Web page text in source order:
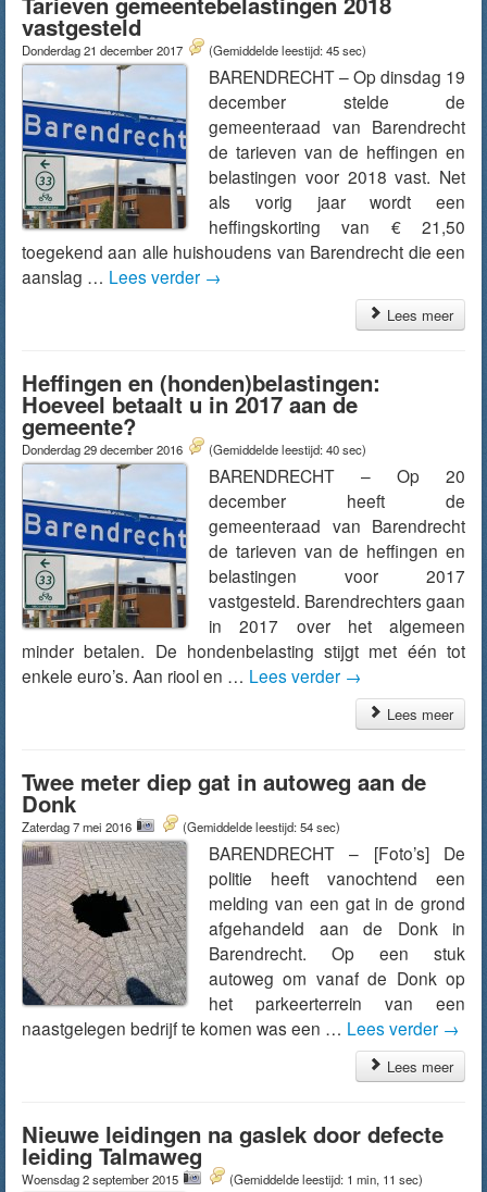
vastgesteld
Donderdag 21 december 2017 (Gemiddelde leestijd: 45 sec)
BARENDRECHT – Op dinsdag 19
december stelde de
gemeenteraad van Barendrecht
de tarieven van de heffingen en
belastingen voor 2018 vast. Net
als vorig jaar wordt een
heffingskorting van € 21,50
toegekend aan alle huishoudens van Barendrecht die een
aanslag … Lees verder →
Lees meer
Heffingen en (honden)belastingen:
Hoeveel betaalt u in 2017 aan de
gemeente?
Donderdag 29 december 2016 (Gemiddelde leestijd: 40 sec)
BARENDRECHT – Op 20
december heeft de
gemeenteraad van Barendrecht
de tarieven van de heffingen en
belastingen voor 2017
vastgesteld. Barendrechters gaan
in 2017 over het algemeen
minder betalen. De hondenbelasting stijgt met één tot
enkele euro’s. Aan riool en … Lees verder →
Lees meer
Twee meter diep gat in autoweg aan de
Donk
Zaterdag 7 mei 2016 (Gemiddelde leestijd: 54 sec)
BARENDRECHT – [Foto’s] De
politie heeft vanochtend een
melding van een gat in de grond
afgehandeld aan de Donk in
Barendrecht. Op een stuk
autoweg om vanaf de Donk op
het parkeerterrein van een
naastgelegen bedrijf te komen was een … Lees verder →
Lees meer
Nieuwe leidingen na gaslek door defecte
leiding Talmaweg
Woensdag 2 september 2015 (Gemiddelde leestijd: 1 min, 11 sec)